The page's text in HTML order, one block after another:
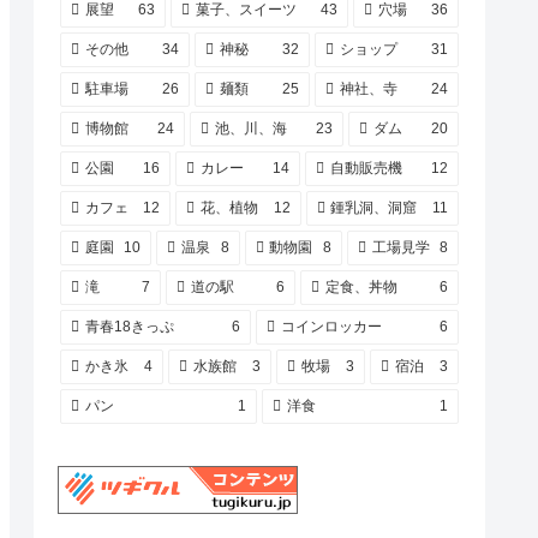
展望 63 菓子、スイーツ 43 穴場 36
その他 34 神秘 32 ショップ 31
駐車場 26 麺類 25 神社、寺 24
博物館 24 池、川、海 23 ダム 20
公園 16 カレー 14 自動販売機 12
カフェ 12 花、植物 12 鍾乳洞、洞窟 11
庭園 10 温泉 8 動物園 8 工場見学 8
滝 7 道の駅 6 定食、丼物 6
青春18きっぷ 6 コインロッカー 6
かき氷 4 水族館 3 牧場 3 宿泊 3
パン 1 洋食 1